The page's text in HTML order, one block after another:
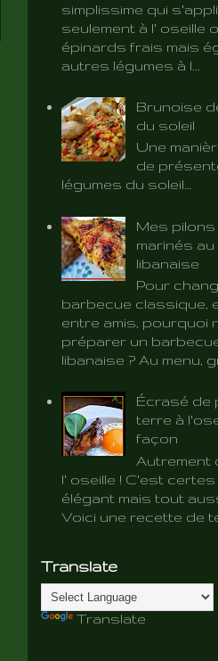
simplissime qui
seulement à l' oseille
épinards frais mais
autres légumes à l...
Brunoise
du soleil
Une
de
légumes du soleil…
Mes
marinés
libanaise
Pour
barbecue classique,
entre amis, pourquoi
préparer un
libanaise ? Au menu,
Écrasé de
terre à
façon
Autrement
l' oseille ! C'est certes
élégant mais tout
Voici une recette de
Translate
Translate